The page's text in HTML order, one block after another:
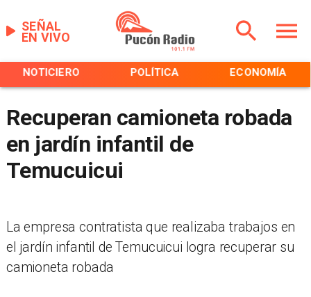
EN VIVO
SEÑAL
NOTICIERO POLÍTICA ECONOMÍA
Recuperan camioneta robada
en jardín infantil de
Temucuicui
La empresa contratista que realizaba trabajos en
el jardín infantil de Temucuicui logra recuperar su
camioneta robada